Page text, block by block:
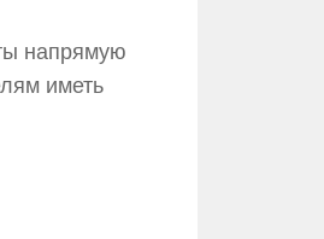
напрямую
иметь